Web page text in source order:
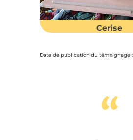
Cerise
Date de publication du témoignage :
“